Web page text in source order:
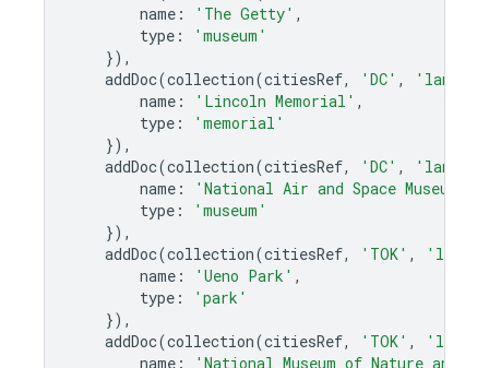
name : 'The Getty' ,
type :
'museum'
}),
addDoc(collection(citiesRef, 'DC' ,
name : 'Lincoln Memorial' ,
type :
'memorial'
}),
addDoc(collection(citiesRef, 'DC' ,
name : 'National Air and Space Museum'
type :
'museum'
}),
addDoc(collection(citiesRef, 'TOK' ,
name : 'Ueno Park' ,
type :
'park'
}),
addDoc(collection(citiesRef, 'TOK' ,
name :
'National Museum of Nature and